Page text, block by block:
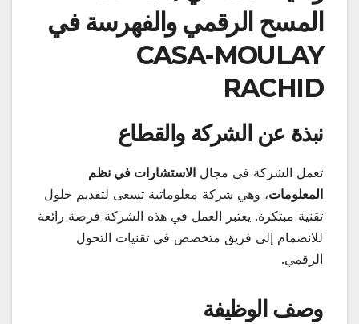
المسح الرقمي والفهرسة في
CASA-MOULAY
RACHID
نبذة عن الشركة والقطاع
تعمل الشركة في مجال الاستشارات في نظم
المعلومات، وهي شركة معلوماتية تسعى لتقديم حلول
تقنية مبتكرة. يعتبر العمل في هذه الشركة فرصة رائعة
للانضمام إلى فريق متخصص في تقنيات التحول
الرقمي.
وصف الوظيفة